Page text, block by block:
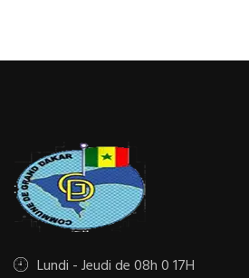
Lundi - Jeudi de 08h 0 17H